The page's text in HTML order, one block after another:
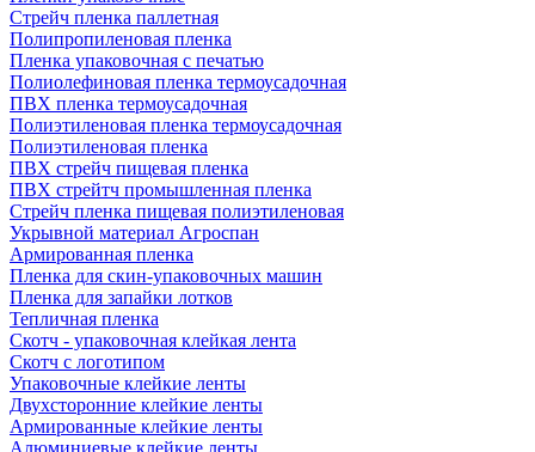
Стрейч пленка паллетная
Полипропиленовая пленка
Пленка упаковочная с печатью
Полиолефиновая пленка термоусадочная
ПВХ пленка термоусадочная
Полиэтиленовая пленка термоусадочная
Полиэтиленовая пленка
ПВХ стрейч пищевая пленка
ПВХ стрейтч промышленная пленка
Стрейч пленка пищевая полиэтиленовая
Укрывной материал Агроспан
Армированная пленка
Пленка для скин-упаковочных машин
Пленка для запайки лотков
Тепличная пленка
Скотч - упаковочная клейкая лента
Скотч с логотипом
Упаковочные клейкие ленты
Двухсторонние клейкие ленты
Армированные клейкие ленты
Алюминиевые клейкие ленты